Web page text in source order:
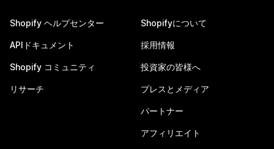
Shopify ヘルプセンター
APIドキュメント
Shopify コミュニティ
リサーチ
Shopifyについて
採用情報
投資家の皆様へ
プレスとメディア
パートナー
アフィリエイト